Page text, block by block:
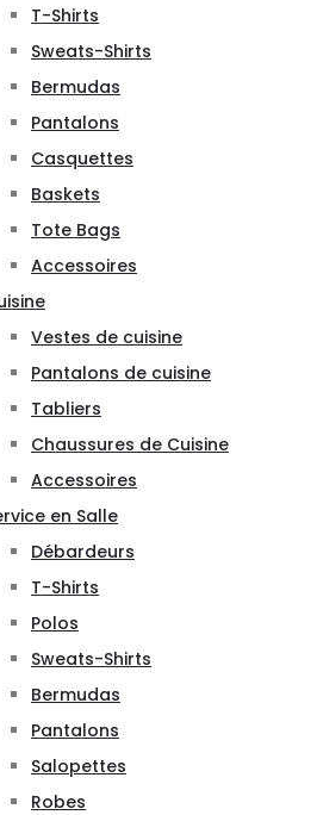
T-Shirts
Sweats-Shirts
Bermudas
Pantalons
Casquettes
Baskets
Tote Bags
Accessoires
Vestes de cuisine
Pantalons de cuisine
Tabliers
Chaussures de Cuisine
Accessoires
en Salle
Débardeurs
T-Shirts
Polos
Sweats-Shirts
Bermudas
Pantalons
Salopettes
Robes